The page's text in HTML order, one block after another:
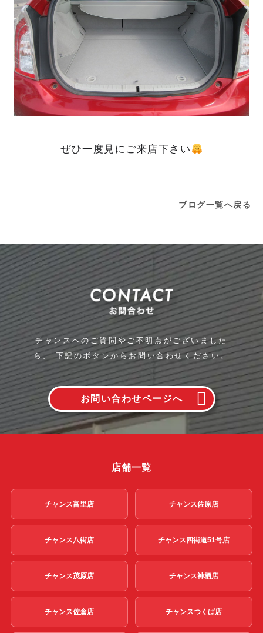
ぜひ一度見にご来店下さい
ブログ一覧へ戻る
チャンスへのご質問やご不明点がございました
ら、 下記のボタンからお問い合わせください。
お問い合わせページへ
店舗一覧
チャンス富里店
チャンス八街店
チャンス茂原店
チャンス佐倉店
チャンス佐原店
チャンス四街道51号店
チャンス神栖店
チャンスつくば店